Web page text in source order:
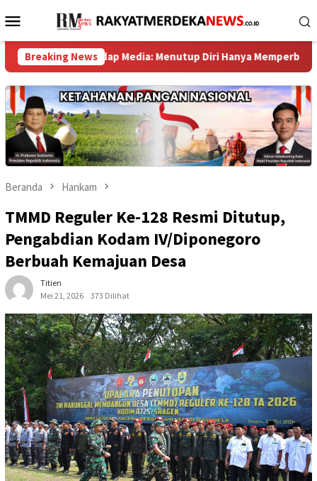
ke
Menu
Mobile
Breaking News
Media: Menutup Diri Hanya Memperburuk Citra
Beranda Hankam
TMMD Reguler Ke-128 Resmi Ditutup,
Pengabdian Kodam IV/Diponegoro
Berbuah Kemajuan Desa
Titien
Mei 21, 2026
373 Dilihat